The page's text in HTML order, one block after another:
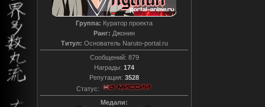
Группа: Куратор проекта
Ранг: Джонин
Титул: Основатель Naruto-portal.ru
Сообщений: 879
Награды: 174
Репутация: 3528
Статус:
Медали: